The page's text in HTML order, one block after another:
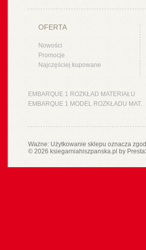
OFERTA
Nowości
Promocje
Najczęściej kupowane
EMBARQUE 1 ROZKŁAD MATERIAŁU
EMBARQUE 1 MODEL ROZKŁADU MAT.
Ważne: Użytkowanie sklepu oznacza
© 2026 ksiegarniahiszpanska.pl by